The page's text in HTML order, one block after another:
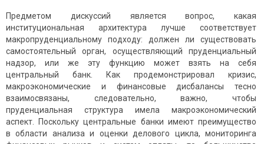
Предметом дискуссий является вопрос, какая
институциональная архитектура лучше соответствует
макропруденциальному подходу: должен ли существовать
самостоятельный орган, осуществляющий пруденциальный
надзор, или же эту функцию может взять на себя
центральный банк. Как продемонстрировал кризис,
макроэкономические и финансовые дисбалансы тесно
взаимосвязаны, следовательно, важно, чтобы
пруденциальная структура имела макроэкономический
аспект. Поскольку центральные банки имеют преимущество
в области анализа и оценки делового цикла, мониторинга